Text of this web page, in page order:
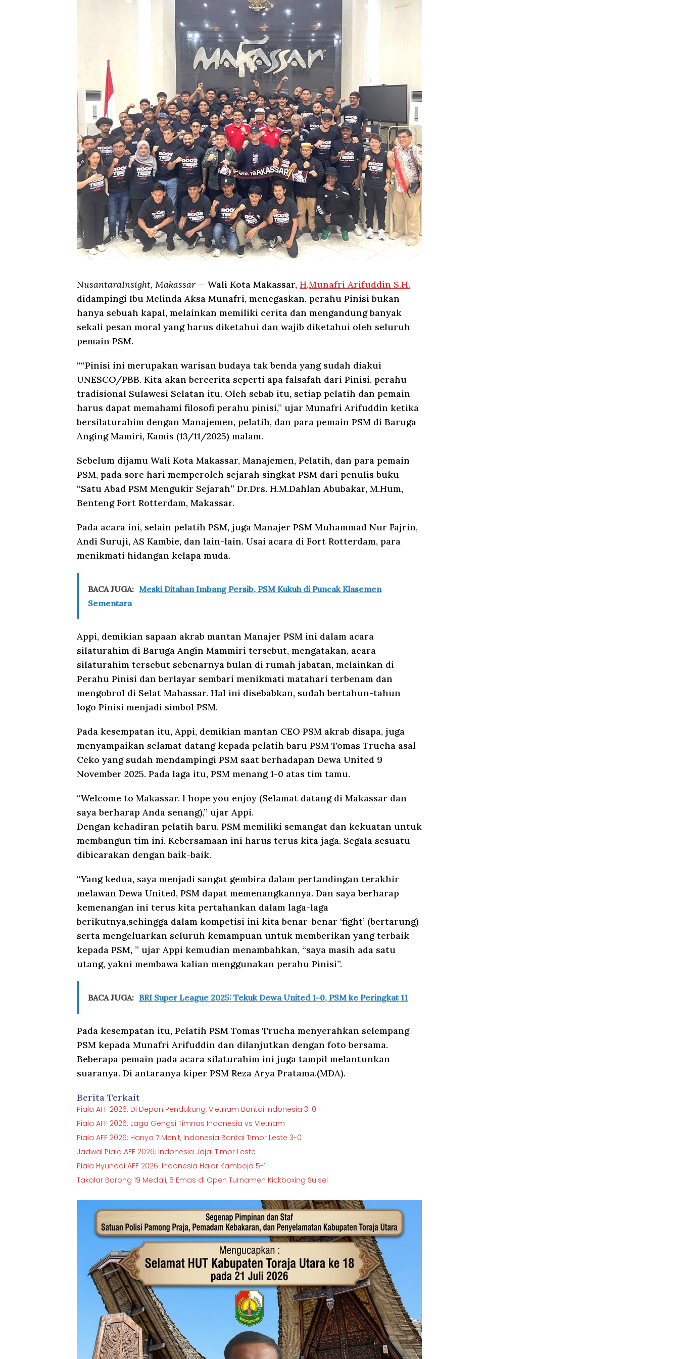
NusantaraInsight, Makassar — Wali Kota Makassar, H,Munafri Arifuddin S.H.
didampingi Ibu Melinda Aksa Munafri, menegaskan, perahu Pinisi bukan
hanya sebuah kapal, melainkan memiliki cerita dan mengandung banyak
sekali pesan moral yang harus diketahui dan wajib diketahui oleh seluruh
pemain PSM.
““Pinisi ini merupakan warisan budaya tak benda yang sudah diakui
UNESCO/PBB. Kita akan bercerita seperti apa falsafah dari Pinisi, perahu
tradisional Sulawesi Selatan itu. Oleh sebab itu, setiap pelatih dan pemain
harus dapat memahami filosofi perahu pinisi,” ujar Munafri Arifuddin ketika
bersilaturahim dengan Manajemen, pelatih, dan para pemain PSM di Baruga
Anging Mamiri, Kamis (13/11/2025) malam.
Sebelum dijamu Wali Kota Makassar, Manajemen, Pelatih, dan para pemain
PSM, pada sore hari memperoleh sejarah singkat PSM dari penulis buku
“Satu Abad PSM Mengukir Sejarah” Dr.Drs. H.M.Dahlan Abubakar, M.Hum,
Benteng Fort Rotterdam, Makassar.
Pada acara ini, selain pelatih PSM, juga Manajer PSM Muhammad Nur Fajrin,
Andi Suruji, AS Kambie, dan lain-lain. Usai acara di Fort Rotterdam, para
menikmati hidangan kelapa muda.
BACA JUGA: Meski Ditahan Imbang Persib, PSM Kukuh di Puncak Klasemen
Sementara
Appi, demikian sapaan akrab mantan Manajer PSM ini dalam acara
silaturahim di Baruga Angin Mammiri tersebut, mengatakan, acara
silaturahim tersebut sebenarnya bulan di rumah jabatan, melainkan di
Perahu Pinisi dan berlayar sembari menikmati matahari terbenam dan
mengobrol di Selat Mahassar. Hal ini disebabkan, sudah bertahun-tahun
logo Pinisi menjadi simbol PSM.
Pada kesempatan itu, Appi, demikian mantan CEO PSM akrab disapa, juga
menyampaikan selamat datang kepada pelatih baru PSM Tomas Trucha asal
Ceko yang sudah mendampingi PSM saat berhadapan Dewa United 9
November 2025. Pada laga itu, PSM menang 1-0 atas tim tamu.
“Welcome to Makassar. l hope you enjoy (Selamat datang di Makassar dan
saya berharap Anda senang),” ujar Appi.
Dengan kehadiran pelatih baru, PSM memiliki semangat dan kekuatan untuk
membangun tim ini. Kebersamaan ini harus terus kita jaga. Segala sesuatu
dibicarakan dengan baik-baik.
“Yang kedua, saya menjadi sangat gembira dalam pertandingan terakhir
melawan Dewa United, PSM dapat memenangkannya. Dan saya berharap
kemenangan ini terus kita pertahankan dalam laga-laga
berikutnya,sehingga dalam kompetisi ini kita benar-benar ‘fight’ (bertarung)
serta mengeluarkan seluruh kemampuan untuk memberikan yang terbaik
kepada PSM, ” ujar Appi kemudian menambahkan, “saya masih ada satu
utang, yakni membawa kalian menggunakan perahu Pinisi”.
BACA JUGA: BRI Super League 2025: Tekuk Dewa United 1-0, PSM ke Peringkat 11
Pada kesempatan itu, Pelatih PSM Tomas Trucha menyerahkan selempang
PSM kepada Munafri Arifuddin dan dilanjutkan dengan foto bersama.
Beberapa pemain pada acara silaturahim ini juga tampil melantunkan
suaranya. Di antaranya kiper PSM Reza Arya Pratama.(MDA).
Berita Terkait
Piala AFF 2026: Di Depan Pendukung, Vietnam Bantai Indonesia 3-0
Piala AFF 2026: Laga Gengsi Timnas Indonesia vs Vietnam
Piala AFF 2026: Hanya 7 Menit, Indonesia Bantai Timor Leste 3-0
Jadwal Piala AFF 2026: Indonesia Jajal Timor Leste
Piala Hyundai AFF 2026: Indonesia Hajar Kamboja 5-1
Takalar Borong 19 Medali, 6 Emas di Open Turnamen Kickboxing Sulsel